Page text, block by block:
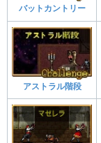
バットカントリー
アストラル階段